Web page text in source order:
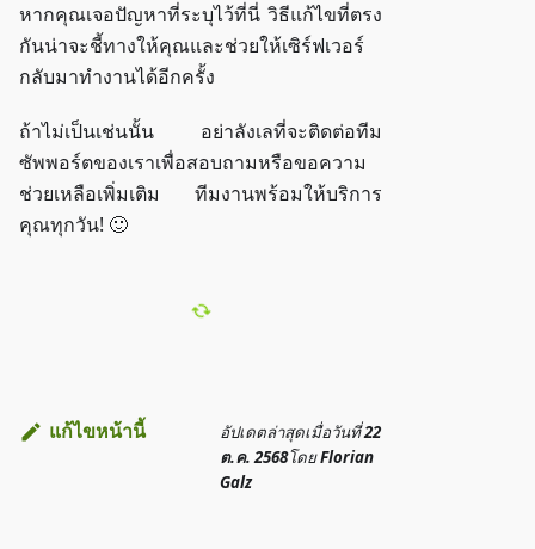
หากคุณเจอปัญหาที่ระบุไว้ที่นี่ วิธีแก้ไขที่ตรง
กันน่าจะชี้ทางให้คุณและช่วยให้เซิร์ฟเวอร์
กลับมาทำงานได้อีกครั้ง
ถ้าไม่เป็นเช่นนั้น อย่าลังเลที่จะติดต่อทีม
ซัพพอร์ตของเราเพื่อสอบถามหรือขอความ
ช่วยเหลือเพิ่มเติม ทีมงานพร้อมให้บริการ
คุณทุกวัน! 🙂
แก้ไขหน้านี้ อัปเดตล่าสุดเมื่อวันที่22
ต.ค. 2568โดยFlorian
Galz